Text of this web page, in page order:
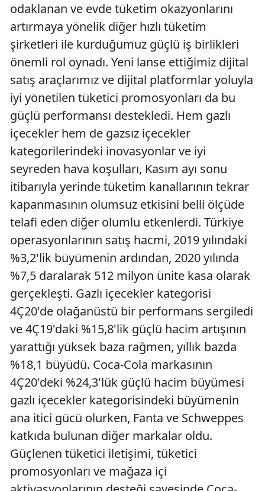
odaklanan ve evde tüketim okazyonlarını
artırmaya yönelik diğer hızlı tüketim
şirketleri ile kurduğumuz güçlü iş birlikleri
önemli rol oynadı. Yeni lanse ettiğimiz dijital
satış araçlarımız ve dijital platformlar yoluyla
iyi yönetilen tüketici promosyonları da bu
güçlü performansı destekledi. Hem gazlı
içecekler hem de gazsız içecekler
kategorilerindeki inovasyonlar ve iyi
seyreden hava koşulları, Kasım ayı sonu
itibarıyla yerinde tüketim kanallarının tekrar
kapanmasının olumsuz etkisini belli ölçüde
telafi eden diğer olumlu etkenlerdi. Türkiye
operasyonlarının satış hacmi, 2019 yılındaki
%3,2'lik büyümenin ardından, 2020 yılında
%7,5 daralarak 512 milyon ünite kasa olarak
gerçekleşti. Gazlı içecekler kategorisi
4Ç20'de olağanüstü bir performans sergiledi
ve 4Ç19'daki %15,8'lik güçlü hacim artışının
yarattığı yüksek baza rağmen, yıllık bazda
%18,1 büyüdü. Coca-Cola markasının
4Ç20'deki %24,3'lük güçlü hacim büyümesi
gazlı içecekler kategorisindeki büyümenin
ana itici gücü olurken, Fanta ve Schweppes
katkıda bulunan diğer markalar oldu.
Güçlenen tüketici iletişimi, tüketici
promosyonları ve mağaza içi